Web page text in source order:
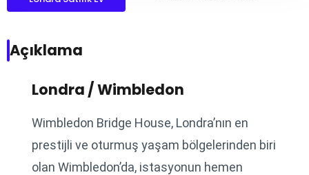
Açıklama
Londra / Wimbledon
Wimbledon Bridge House, Londra’nın en
prestijli ve oturmuş yaşam bölgelerinden biri
olan Wimbledon’da, istasyonun hemen